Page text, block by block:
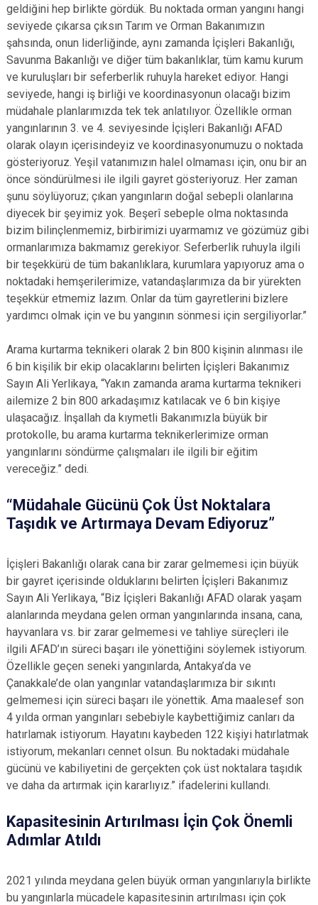
geldiğini hep birlikte gördük. Bu noktada orman yangını hangi
seviyede çıkarsa çıksın Tarım ve Orman Bakanımızın
şahsında, onun liderliğinde, aynı zamanda İçişleri Bakanlığı,
Savunma Bakanlığı ve diğer tüm bakanlıklar, tüm kamu kurum
ve kuruluşları bir seferberlik ruhuyla hareket ediyor. Hangi
seviyede, hangi iş birliği ve koordinasyonun olacağı bizim
müdahale planlarımızda tek tek anlatılıyor. Özellikle orman
yangınlarının 3. ve 4. seviyesinde İçişleri Bakanlığı AFAD
olarak olayın içerisindeyiz ve koordinasyonumuzu o noktada
gösteriyoruz. Yeşil vatanımızın halel olmaması için, onu bir an
önce söndürülmesi ile ilgili gayret gösteriyoruz. Her zaman
şunu söylüyoruz; çıkan yangınların doğal sebepli olanlarına
diyecek bir şeyimiz yok. Beşerî sebeple olma noktasında
bizim bilinçlenmemiz, birbirimizi uyarmamız ve gözümüz gibi
ormanlarımıza bakmamız gerekiyor. Seferberlik ruhuyla ilgili
bir teşekkürü de tüm bakanlıklara, kurumlara yapıyoruz ama o
noktadaki hemşerilerimize, vatandaşlarımıza da bir yürekten
teşekkür etmemiz lazım. Onlar da tüm gayretlerini bizlere
yardımcı olmak için ve bu yangının sönmesi için sergiliyorlar.”
Arama kurtarma teknikeri olarak 2 bin 800 kişinin alınması ile
6 bin kişilik bir ekip olacaklarını belirten İçişleri Bakanımız
Sayın Ali Yerlikaya, “Yakın zamanda arama kurtarma teknikeri
ailemize 2 bin 800 arkadaşımız katılacak ve 6 bin kişiye
ulaşacağız. İnşallah da kıymetli Bakanımızla büyük bir
protokolle, bu arama kurtarma teknikerlerimize orman
yangınlarını söndürme çalışmaları ile ilgili bir eğitim
vereceğiz.” dedi.
“Müdahale Gücünü Çok Üst Noktalara
Taşıdık ve Artırmaya Devam Ediyoruz”
İçişleri Bakanlığı olarak cana bir zarar gelmemesi için büyük
bir gayret içerisinde olduklarını belirten İçişleri Bakanımız
Sayın Ali Yerlikaya, “Biz İçişleri Bakanlığı AFAD olarak yaşam
alanlarında meydana gelen orman yangınlarında insana, cana,
hayvanlara vs. bir zarar gelmemesi ve tahliye süreçleri ile
ilgili AFAD’ın süreci başarı ile yönettiğini söylemek istiyorum.
Özellikle geçen seneki yangınlarda, Antakya’da ve
Çanakkale’de olan yangınlar vatandaşlarımıza bir sıkıntı
gelmemesi için süreci başarı ile yönettik. Ama maalesef son
4 yılda orman yangınları sebebiyle kaybettiğimiz canları da
hatırlamak istiyorum. Hayatını kaybeden 122 kişiyi hatırlatmak
istiyorum, mekanları cennet olsun. Bu noktadaki müdahale
gücünü ve kabiliyetini de gerçekten çok üst noktalara taşıdık
ve daha da artırmak için kararlıyız.” ifadelerini kullandı.
Kapasitesinin Artırılması İçin Çok Önemli
Adımlar Atıldı
2021 yılında meydana gelen büyük orman yangınlarıyla birlikte
bu yangınlarla mücadele kapasitesinin artırılması için çok